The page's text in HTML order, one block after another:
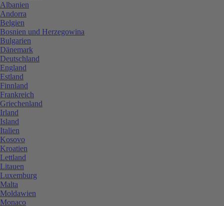
Albanien
Andorra
Belgien
Bosnien und Herzegowina
Bulgarien
Dänemark
Deutschland
England
Estland
Finnland
Frankreich
Griechenland
Irland
Island
Italien
Kosovo
Kroatien
Lettland
Litauen
Luxemburg
Malta
Moldawien
Monaco